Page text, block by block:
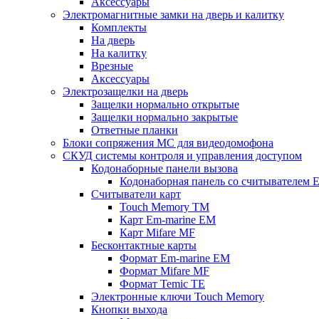
Электромагнитные замки на дверь и калитку
Комплекты
На дверь
На калитку
Врезные
Аксессуары
Электрозащелки на дверь
Защелки нормально открытые
Защелки нормально закрытые
Ответные планки
Блоки сопряжения МС для видеодомофона
СКУД системы контроля и управления доступом
Кодонаборные панели вызова
Кодонаборная панель со считывателем
Считыватели карт
Touch Memory TM
Карт Em-marine EM
Карт Mifare MF
Бесконтактные карты
Формат Em-marine EM
Формат Mifare MF
Формат Temic TE
Электронные ключи Touch Memory
Кнопки выхода